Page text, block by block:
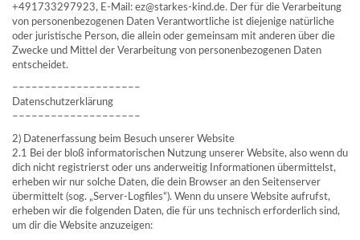
+491733297923, E-Mail: ez@starkes-kind.de. Der für die Verarbeitung
von personenbezogenen Daten Verantwortliche ist diejenige natürliche
oder juristische Person, die allein oder gemeinsam mit anderen über die
Zwecke und Mittel der Verarbeitung von personenbezogenen Daten
entscheidet.
––––––––––––––––––––
Datenschutzerklärung
––––––––––––––––––––
2) Datenerfassung beim Besuch unserer Website
2.1 Bei der bloß informatorischen Nutzung unserer Website, also wenn du
dich nicht registrierst oder uns anderweitig Informationen übermittelst,
erheben wir nur solche Daten, die dein Browser an den Seitenserver
übermittelt (sog. „Server-Logfiles“). Wenn du unsere Website aufrufst,
erheben wir die folgenden Daten, die für uns technisch erforderlich sind,
um dir die Website anzuzeigen: